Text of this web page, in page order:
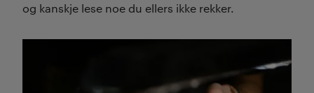
og kanskje lese noe du ellers ikke rekker.